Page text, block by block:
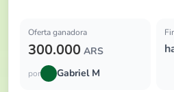
Oferta ganadora
300.000 ARS
por Gabriel M